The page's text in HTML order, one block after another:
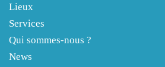
Lieux
Services
Qui sommes-nous ?
News